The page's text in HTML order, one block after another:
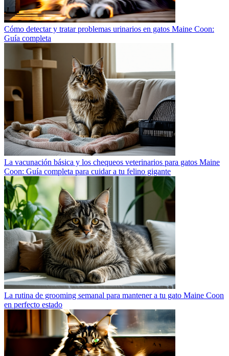
Cómo detectar y tratar problemas urinarios en gatos Maine Coon:
Guía completa
La vacunación básica y los chequeos veterinarios para gatos Maine
Coon: Guía completa para cuidar a tu felino gigante
La rutina de grooming semanal para mantener a tu gato Maine Coon
en perfecto estado